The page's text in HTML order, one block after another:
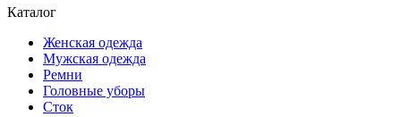
Каталог
Женская одежда
Мужская одежда
Ремни
Головные уборы
Сток